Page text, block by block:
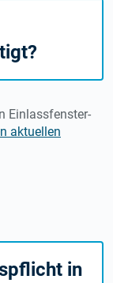
Einlassfenster-
aktuellen
in